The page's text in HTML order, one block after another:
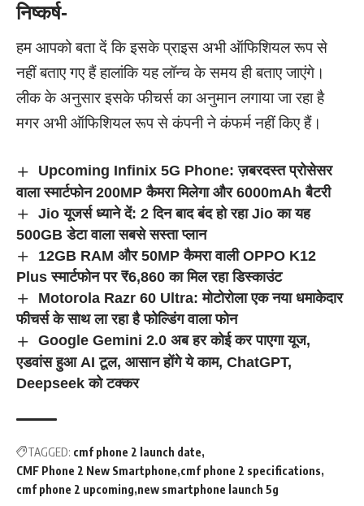
निष्कर्ष-
हम आपको बता दें कि इसके प्राइस अभी ऑफिशियल रूप से
नहीं बताए गए हैं हालांकि यह लॉन्च के समय ही बताए जाएंगे।
लीक के अनुसार इसके फीचर्स का अनुमान लगाया जा रहा है
मगर अभी ऑफिशियल रूप से कंपनी ने कंफर्म नहीं किए हैं।
Upcoming Infinix 5G Phone: ज़बरदस्त प्रोसेसर
वाला स्मार्टफोन 200MP कैमरा मिलेगा और 6000mAh बैटरी
Jio यूजर्स ध्याने दें: 2 दिन बाद बंद हो रहा Jio का यह
500GB डेटा वाला सबसे सस्ता प्लान
12GB RAM और 50MP कैमरा वाली OPPO K12
Plus स्मार्टफोन पर ₹6,860 का मिल रहा डिस्काउंट
Motorola Razr 60 Ultra: मोटोरोला एक नया धमाकेदार
फीचर्स के साथ ला रहा है फोल्डिंग वाला फोन
Google Gemini 2.0 अब हर कोई कर पाएगा यूज,
एडवांस हुआ AI टूल, आसान होंगे ये काम, ChatGPT,
Deepseek को टक्कर
TAGGED: cmf phone 2 launch date
CMF Phone 2 New Smartphone cmf phone 2 specifications
cmf phone 2 upcoming new smartphone launch 5g